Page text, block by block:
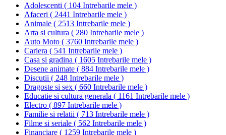
Adolescenti ( 104 Intrebarile mele )
Afaceri ( 2441 Intrebarile mele )
Animale ( 2513 Intrebarile mele )
Arta si cultura ( 280 Intrebarile mele )
Auto Moto ( 3760 Intrebarile mele )
Cariera ( 541 Intrebarile mele )
Casa si gradina ( 1605 Intrebarile mele )
Desene animate ( 884 Intrebarile mele )
Discutii ( 248 Intrebarile mele )
Dragoste si sex ( 660 Intrebarile mele )
Educatie si cultura generala ( 1161 Intrebarile mele )
Electro ( 897 Intrebarile mele )
Familie si relatii ( 713 Intrebarile mele )
Filme si seriale ( 562 Intrebarile mele )
Financiare ( 1259 Intrebarile mele )